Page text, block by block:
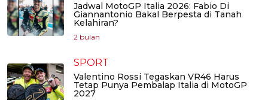
Jadwal MotoGP Italia 2026: Fabio Di
Giannantonio Bakal Berpesta di Tanah
Kelahiran?
2 bulan
SPORT
Valentino Rossi Tegaskan VR46 Harus
Tetap Punya Pembalap Italia di MotoGP
2027